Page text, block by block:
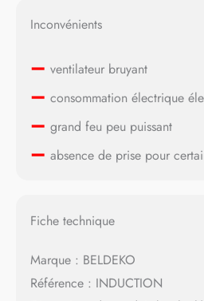
Inconvénients
– ventilateur bruyant
– consommation électrique
– grand feu peu puissant
– absence de prise pour
Fiche technique
Marque : BELDEKO
Référence : INDUCTION